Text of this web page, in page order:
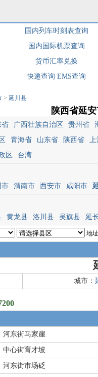
国内列车时刻表查询
国内国际机票查询
货币汇率兑换
快递查询 EMS查询
> 延川县
陕西省延
省 广西壮族自治区 贵州省
青海省 山东省 陕西省
上
区 台湾
市 渭南市 西安市 咸阳市
黄龙县 洛川县 吴旗县 延
地
城市：
河东街马家崖
中心街育才坡
河东街市场砭